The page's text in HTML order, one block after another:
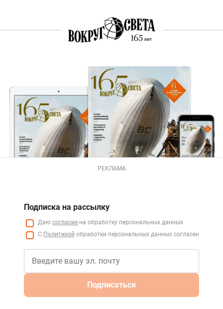
РЕКЛАМА
Подписка на рассылку
Даю согласие на обработку персональных данных
С Политикой обработки персональных данных согласен
Подписаться